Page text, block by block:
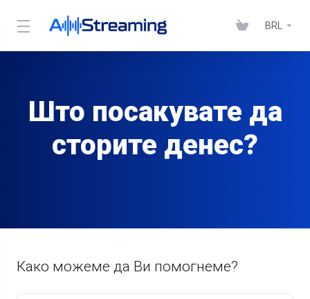
BRL
Што посакувате да
сторите денес?
Како можеме да Ви помогнеме?